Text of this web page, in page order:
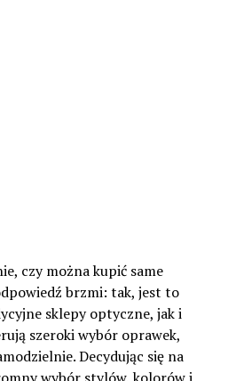
czy można kupić same
brzmi: tak, jest to
sklepy optyczne, jak i
szeroki wybór oprawek,
Decydując się na